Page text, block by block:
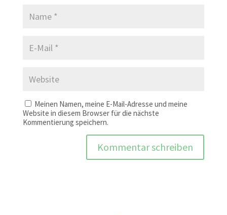
Meinen Namen, meine E-Mail-Adresse und meine
Website in diesem Browser für die nächste
Kommentierung speichern.